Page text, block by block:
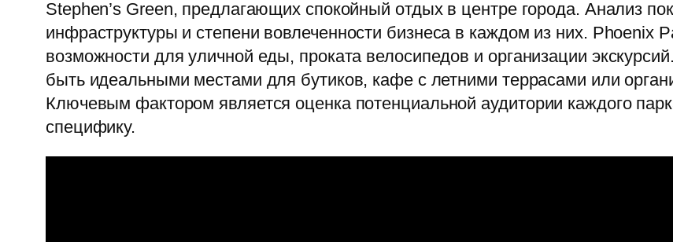
Stephen’s Green, предлагающих спокойный отдых в центре города. Анализ
инфраструктуры и степени вовлеченности бизнеса в каждом из них. Phoenix
возможности для уличной еды, проката велосипедов и организации
быть идеальными местами для бутиков, кафе с летними террасами или
Ключевым фактором является оценка потенциальной аудитории каждого
специфику.